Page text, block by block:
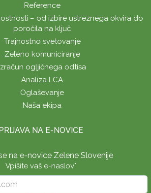
Reference
– od izbire ustreznega okvira do
poročila na ključ
Trajnostno svetovanje
Zeleno komuniciranje
ogljičnega odtisa
Analiza LCA
Oglaševanje
Naša ekipa
NA E-NOVICE
na e-novice Zelene Slovenije
Vpišite vaš e-naslov*